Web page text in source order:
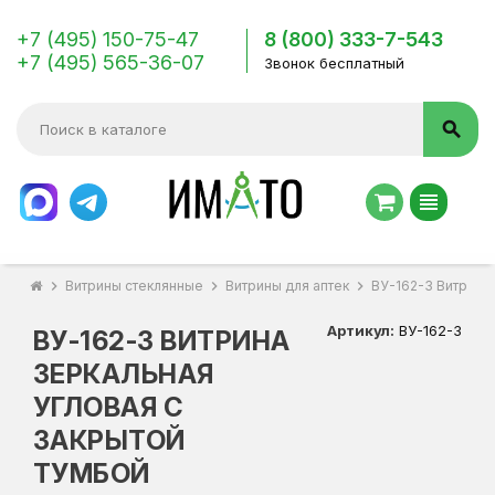
+7 (495) 150-75-47
+7 (495) 565-36-07
8 (800) 333-7-543
Звонок бесплатный
search
view_headline
chevron_right Витрины стеклянные chevron_right Витрины для аптек chevron_right ВУ-162-З Витрина
ВУ-162-З ВИТРИНА
ЗЕРКАЛЬНАЯ
УГЛОВАЯ С
ЗАКРЫТОЙ
ТУМБОЙ
Артикул: ВУ-162-З